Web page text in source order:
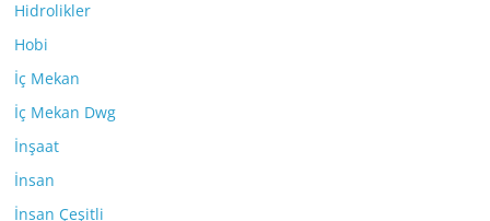
Hidrolikler
Hobi
İç Mekan
İç Mekan Dwg
İnşaat
İnsan
İnsan Çeşitli